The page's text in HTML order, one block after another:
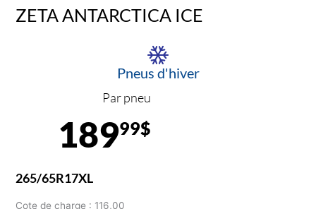
ZETA ANTARCTICA ICE
Pneus d'hiver
Par pneu
18999$
265/65R17XL
Cote de charge : 116,00